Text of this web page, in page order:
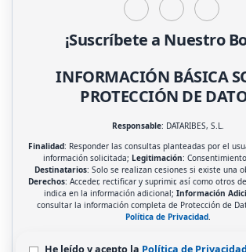
¡Suscríbete a Nuestro
INFORMACIÓN BÁSICA
PROTECCIÓN DE
Responsable: DATARIBES, S.L.
Finalidad: Responder las consultas planteadas por el
información solicitada; Legitimación:
Destinatarios: Solo se realizan cesiones si existe una
Derechos: Acceder, rectificar y suprimir, así como otros
indica en la información adicional;Información
consultar la información completa de Protección de
Política de Privacidad.